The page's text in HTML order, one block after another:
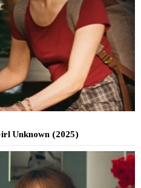
Unknown (2025)